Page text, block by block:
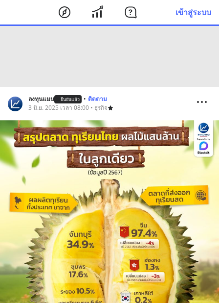
เข้าสู่ระบบ
ลงทุนแมน ยืนยันแล้ว • ติดตาม
3 มิ.ย. 2025 เวลา 08:00 • ธุรกิจ